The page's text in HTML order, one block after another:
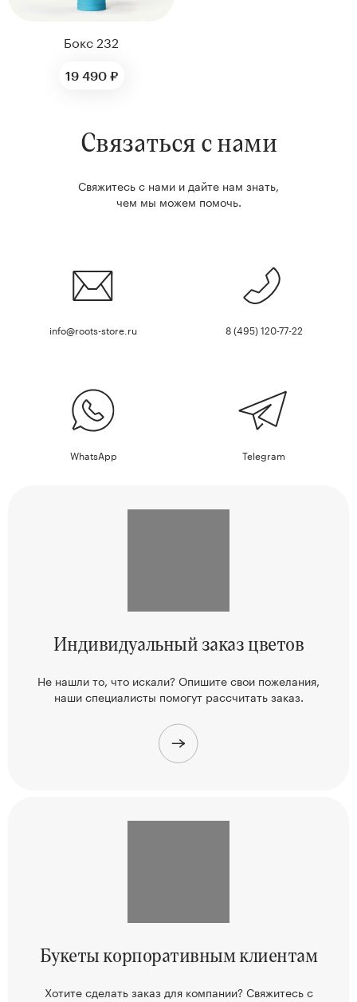
Бокс 232
19 490 ₽
Связаться с нами
Свяжитесь с нами и дайте нам знать,
чем мы можем помочь.
info@roots-store.ru 8 (495) 120-77-22
WhatsApp Telegram
Индивидуальныйзаказ цветов
Не нашли то, что искали? Опишите свои пожелания,
нашиспециалисты помогут рассчитать заказ.
Букеты корпоративным клиентам
Хотите сделать заказ для компании? Свяжитесьс